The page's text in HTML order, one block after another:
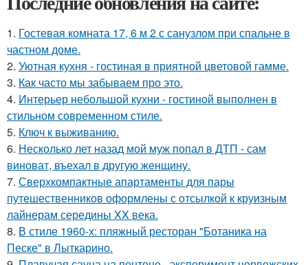
1. Гостевая комната 17, 6 м 2 с санузлом при спальне в
частном доме.
2. Уютная кухня - гостиная в приятной цветовой гамме.
3. Как часто мы забываем про это.
4. Интерьер небольшой кухни - гостиной выполнен в
стильном современном стиле.
5. Ключ к выживанию.
6. Несколько лет назад мой муж попал в ДТП - сам
виноват, въехал в другую женщину.
7. Сверхкомпактные апартаменты для пары
путешественников оформлены с отсылкой к круизным
лайнерам середины XX века.
8. В стиле 1960-х: пляжный ресторан "Ботаника на
Песке" в Лыткарино.